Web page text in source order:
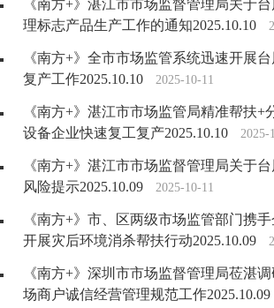
《南方+》湛江市市场监督管理局关于
理标志产品生产工作的通知2025.10.10
《南方+》全市市场监管系统迅速开展
复产工作2025.10.10
2025-10-11
《南方+》湛江市市场监管局精准帮扶+
设备企业快速复工复产2025.10.10
2025-
《南方+》湛江市市场监督管理局关于
风险提示2025.10.09
2025-10-11
《南方+》市、区两级市场监管部门携
开展灾后环境消杀帮扶行动2025.10.09
《南方+》深圳市市场监督管理局莅湛
场商户诚信经营管理规范工作2025.10.09